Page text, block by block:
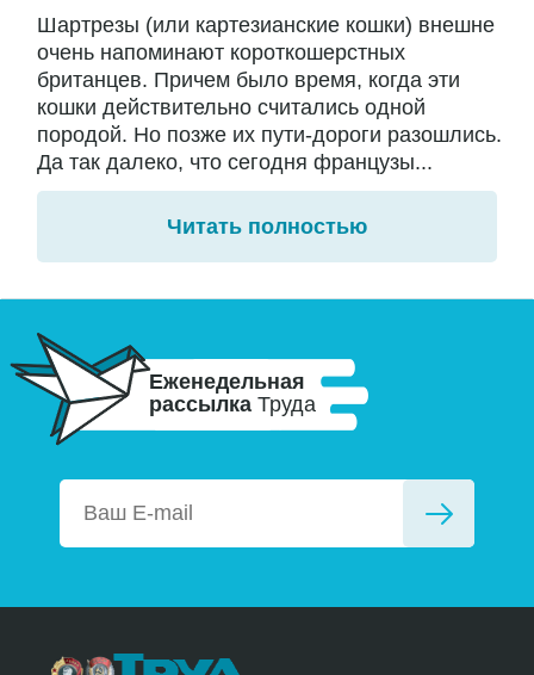
Шартрезы (или картезианские кошки) внешне
очень напоминают короткошерстных
британцев. Причем было время, когда эти
кошки действительно считались одной
породой. Но позже их пути-дороги разошлись.
Да так далеко, что сегодня французы...
Читать полностью
Еженедельная
рассылка Труда